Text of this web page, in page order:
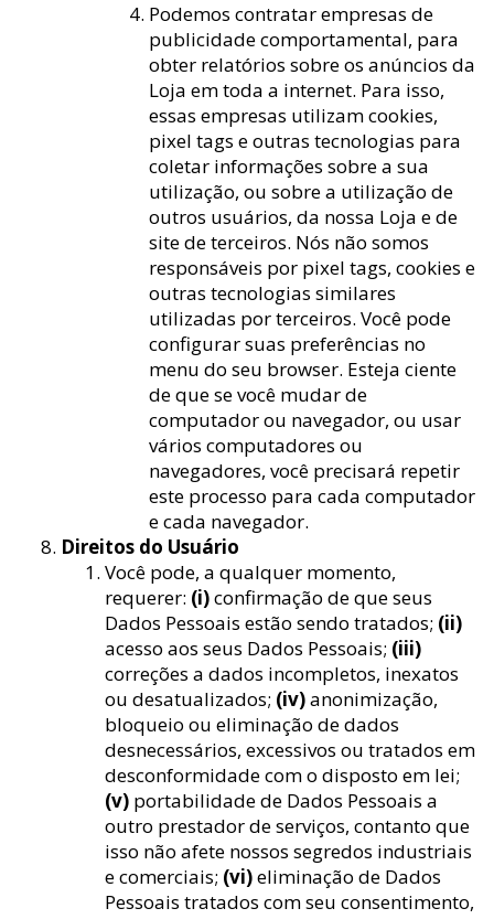
Podemos contratar empresas de
publicidade comportamental, para
obter relatórios sobre os anúncios da
Loja em toda a internet. Para isso,
essas empresas utilizam cookies,
pixel tags e outras tecnologias para
coletar informações sobre a sua
utilização, ou sobre a utilização de
outros usuários, da nossa Loja e de
site de terceiros. Nós não somos
responsáveis por pixel tags, cookies e
outras tecnologias similares
utilizadas por terceiros. Você pode
configurar suas preferências no
menu do seu browser. Esteja ciente
de que se você mudar de
computador ou navegador, ou usar
vários computadores ou
navegadores, você precisará repetir
este processo para cada computador
e cada navegador.
Direitos do Usuário
Você pode, a qualquer momento,
requerer: (i)confirmação de que seus
Dados Pessoais estão sendo tratados; (ii)
acesso aos seus Dados Pessoais; (iii)
correções a dados incompletos, inexatos
ou desatualizados; (iv)anonimização,
bloqueio ou eliminação de dados
desnecessários, excessivos ou tratados em
desconformidade com o disposto em lei;
(v) portabilidade de Dados Pessoais a
outro prestador de serviços, contanto que
isso não afete nossos segredos industriais
e comerciais; (vi)eliminação de Dados
Pessoais tratados com seu consentimento,